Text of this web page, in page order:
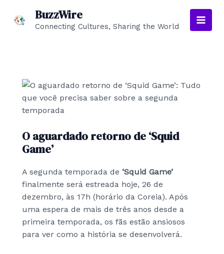
BuzzWire
Connecting Cultures, Sharing the World
Main
O aguardado retorno de ‘Squid
Game’
A segunda temporada de ‘Squid Game’
finalmente será estreada hoje, 26 de
dezembro, às 17h (horário da Coreia). Após
uma espera de mais de três anos desde a
primeira temporada, os fãs estão ansiosos
para ver como a história se desenvolverá.